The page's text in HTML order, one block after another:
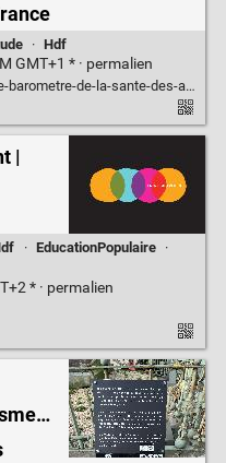
· Hdf
GMT+1 * · permalien
associations-2024-dans-les-hauts-de-france/
|
· EducationPopulaire
·
* · permalien